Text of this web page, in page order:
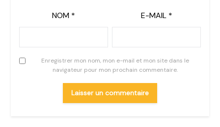
NOM * E-MAIL *
Enregistrer mon nom, mon e-mail et mon site dans le
navigateur pour mon prochain commentaire.